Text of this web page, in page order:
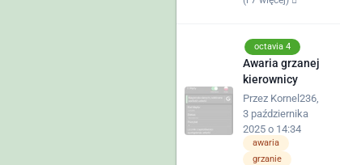
octavia 4
Awaria grzanej
kierownicy
Przez Kornel236,
3 października
2025 o 14:34
awaria
grzanie